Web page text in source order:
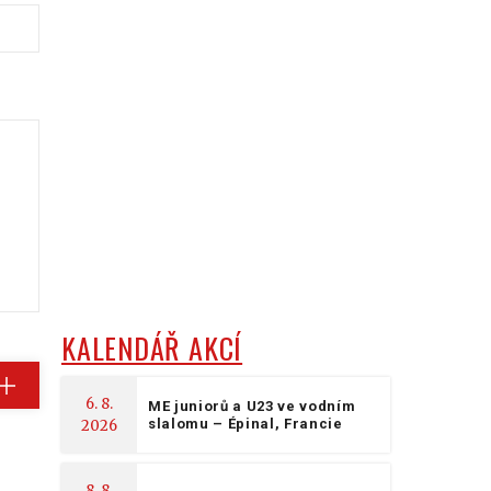
KALENDÁŘ AKCÍ
6. 8.
2026
ME juniorů a U23 ve vodním
slalomu – Épinal, Francie